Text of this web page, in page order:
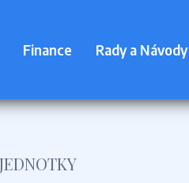
Finance Rady a Návody